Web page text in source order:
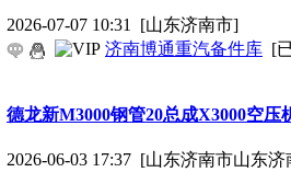
2026-07-07 10:31 [山东济南市]
济南博通重汽备件库 [
德龙新M3000钢管20总成X3000空压
2026-06-03 17:37 [山东济南市山东